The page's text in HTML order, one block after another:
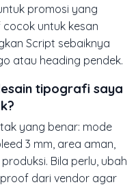
promosi yang
untuk kesan
Script sebaiknya
atau heading pendek.
tipografi saya
yang benar: mode
3 mm, area aman,
Bila perlu, ubah
dari vendor agar